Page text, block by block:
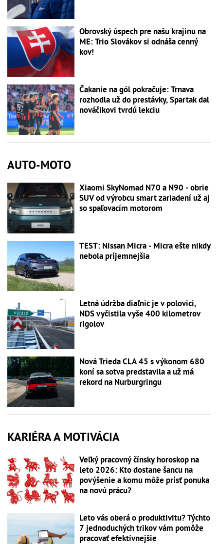
Obrovský úspech pre našu krajinu na
ME: Trio Slovákov si odnáša cenný
kov!
Čakanie na gól pokračuje: Trnava
rozhodla už do prestávky, Spartak dal
nováčikovi tvrdú lekciu
AUTO-MOTO
Xiaomi SkyNomad N70 a N90 - obrie
SUV od výrobcu smart zariadení už aj
so spaľovacím motorom
TEST: Nissan Micra - Micra ešte nikdy
nebola príjemnejšia
Letná údržba diaľnic je v polovici,
NDS vyčistila vyše 400 kilometrov
rigolov
Nová Trieda CLA 45 s výkonom 680
koní sa sotva predstavila a už má
rekord na Nurburgringu
KARIÉRA A MOTIVÁCIA
Veľký pracovný čínsky horoskop na
leto 2026: Kto dostane šancu na
povýšenie a komu môže prísť ponuka
na novú prácu?
Leto vás oberá o produktivitu? Týchto
7 jednoduchých trikov vám pomôže
pracovať efektívnejšie